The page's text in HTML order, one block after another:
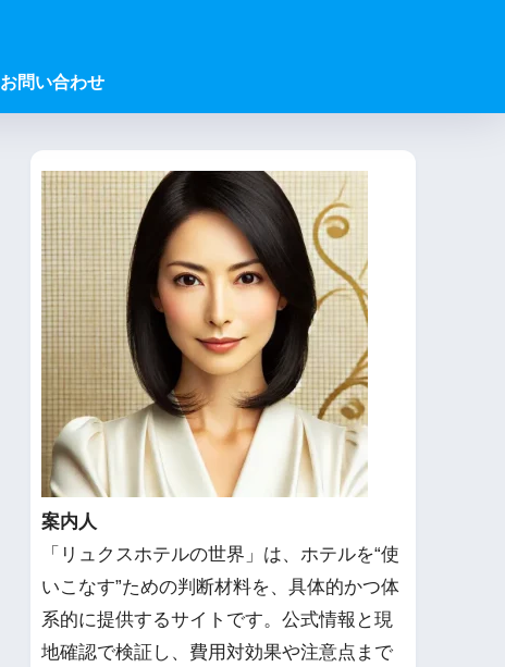
お問い合わせ
案内人
「リュクスホテルの世界」は、ホテルを“使
いこなす”ための判断材料を、具体的かつ体
系的に提供するサイトです。公式情報と現
地確認で検証し、費用対効果や注意点まで